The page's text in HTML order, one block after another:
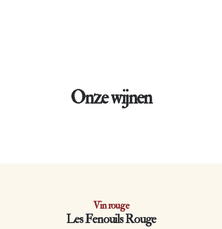
Onze wijnen
Vin rouge
Les Fenouils Rouge